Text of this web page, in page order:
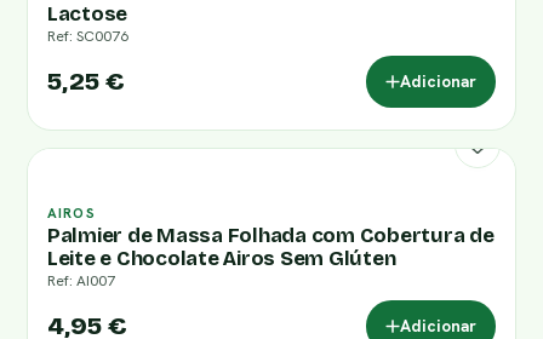
Lactose
Ref: SC0076
5,25 € Adicionar
AIROS
Palmier de Massa Folhada com Cobertura de
Leite e Chocolate Airos Sem Glúten
Ref: AI007
4,95 € Adicionar